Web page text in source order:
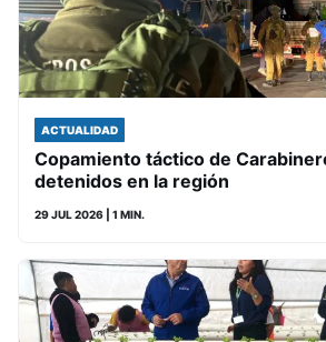
ACTUALIDAD
Copamiento táctico de
detenidos en la región
29 JUL 2026 | 1 MIN.